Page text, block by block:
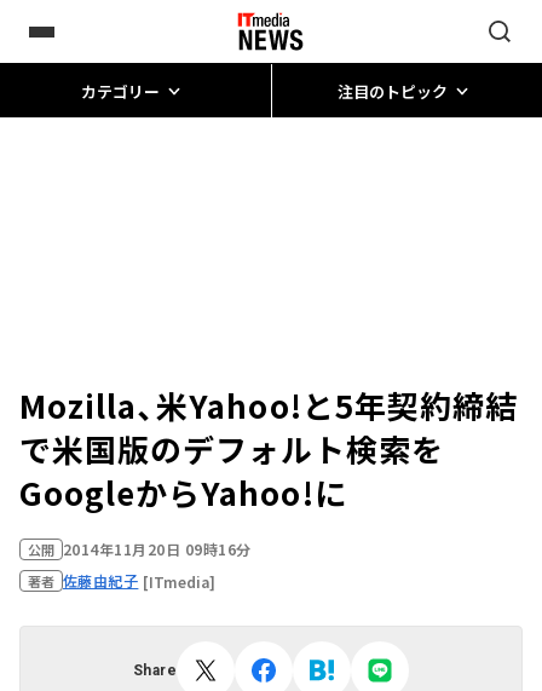
カテゴリー 注目のトピック
Mozilla、米Yahoo!と5年契約締結
で米国版のデフォルト検索を
GoogleからYahoo!に
公開 2014年11月20日 09時16分
著者 佐藤由紀子 [ITmedia]
Share